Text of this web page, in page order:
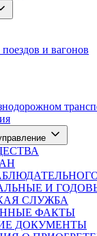
и вагонов
И
СЛУЖБА
ФАКТЫ
ДОКУМЕНТЫ